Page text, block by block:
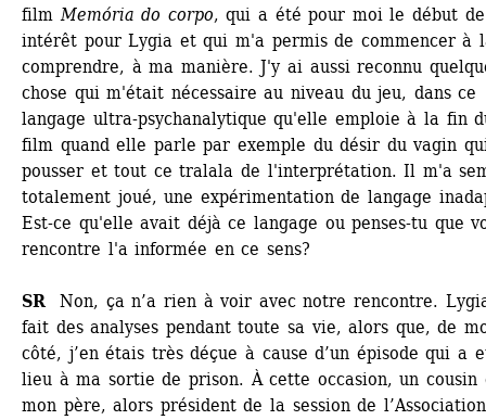
film Memória do corpo, qui a été pour moi le début
intérêt pour Lygia et qui m'a permis de commencer à
comprendre, à ma manière. J'y ai aussi reconnu
chose qui m'était nécessaire au niveau du jeu, dans ce
langage ultra-psychanalytique qu'elle emploie à la fin
film quand elle parle par exemple du désir du vagin
pousser et tout ce tralala de l'interprétation. Il m'a
totalement joué, une expérimentation de langage
Est-ce qu'elle avait déjà ce langage ou penses-tu que
rencontre l'a informée en ce sens?
SR Non, ça n’a rien à voir avec notre rencontre.
fait des analyses pendant toute sa vie, alors que, de
côté, j’en étais très déçue à cause d’un épisode qui a
lieu à ma sortie de prison. À cette occasion, un cousin
mon père, alors président de la session de l’Association